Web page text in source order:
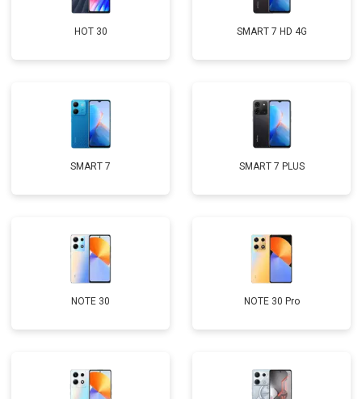
HOT 30 SMART 7 HD 4G
SMART 7 SMART 7 PLUS
NOTE 30 NOTE 30 Pro